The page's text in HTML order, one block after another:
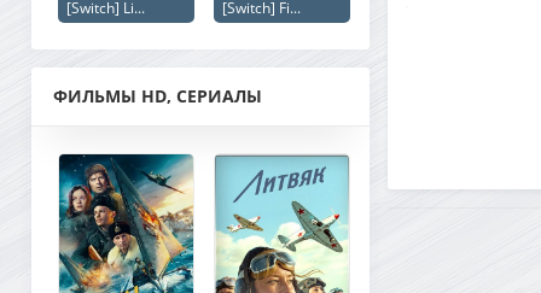
[Switch] Li... [Switch] Fi...
ФИЛЬМЫ HD, СЕРИАЛЫ